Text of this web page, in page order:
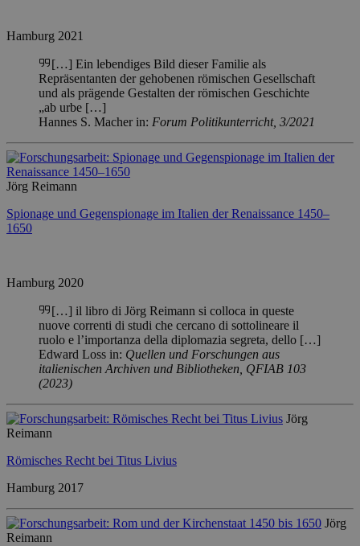
Hamburg 2021
[…] Ein lebendiges Bild dieser Familie als
Repräsentanten der gehobenen römischen Gesellschaft
und als prägende Gestalten der römischen Geschichte
„ab urbe […]
Hannes S. Macherin: Forum Politikunterricht, 3/2021
Jörg Reimann
Spionage und Gegenspionage im Italien der Renaissance 1450–
1650
Hamburg 2020
[…] il libro di Jörg Reimann si colloca in queste
nuove correnti di studi che cercano di sottolineare il
ruolo e l’importanza della diplomazia segreta, dello […]
Edward Loss in: Quellen und Forschungen aus
italienischen Archiven und Bibliotheken, QFIAB 103
(2023)
Jörg
Reimann
Römisches Recht bei Titus Livius
Hamburg 2017
Jörg
Reimann